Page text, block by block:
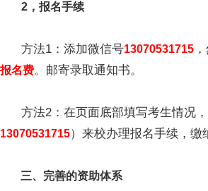
2，报名手续
方法1：添加微信号13070531715
报名费。邮寄录取通知书。
方法2：在页面底部填写考生情况，
13070531715）来校办理报名手续，缴
三、完善的资助体系